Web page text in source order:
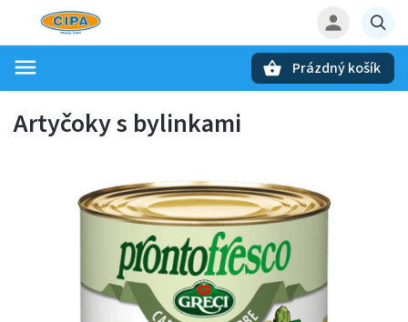
Prázdný košík
Artyčoky s bylinkami